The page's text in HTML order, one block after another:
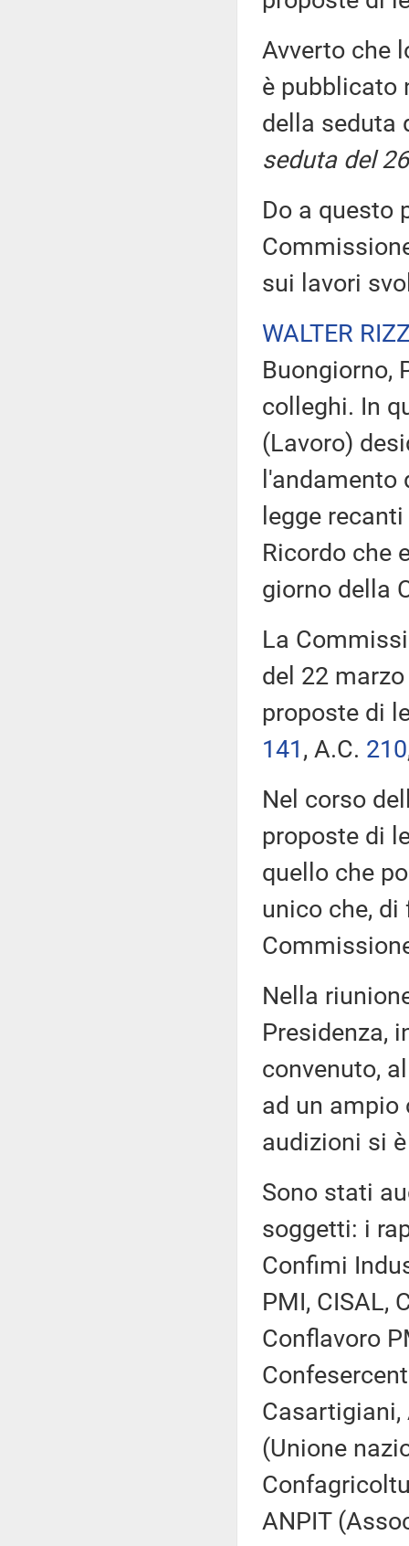
Avverto che
è pubblicato
della seduta
seduta del
Do a questo
sui lavori
WALTER
Buongiorno,
colleghi. In
(Lavoro)
legge
Ricordo che
giorno della
La
del 22
proposte di
141​, A.C. 210
Nel corso
proposte di
quello che
unico che,
Nella
Presidenza,
convenuto,
ad un
audizioni si
Sono stati
soggetti: i
Confimi
PMI, CISAL,
Conflavoro
Casartigiani,
(Unione
ANPIT